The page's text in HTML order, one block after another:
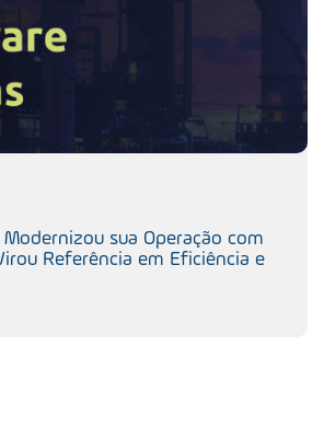
Modernizou sua Operação com
Referência em Eficiência e